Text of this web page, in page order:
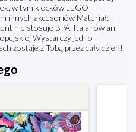
w tym klocków LEGO
innych akcesoriów Materiał:
nie stosuje BPA, ftalanów ani
Wystarczy jedno
zostaje z Tobą przez cały dzień!